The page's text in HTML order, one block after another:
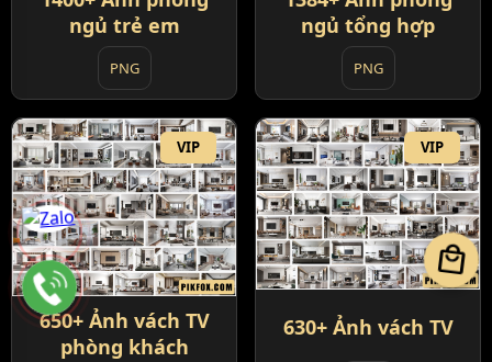
ngủ trẻ em
PNG
ngủ tổng hợp
PNG
VIP
650+ Ảnh vách TV
phòng khách
VIP
630+ Ảnh vách TV
local_mall